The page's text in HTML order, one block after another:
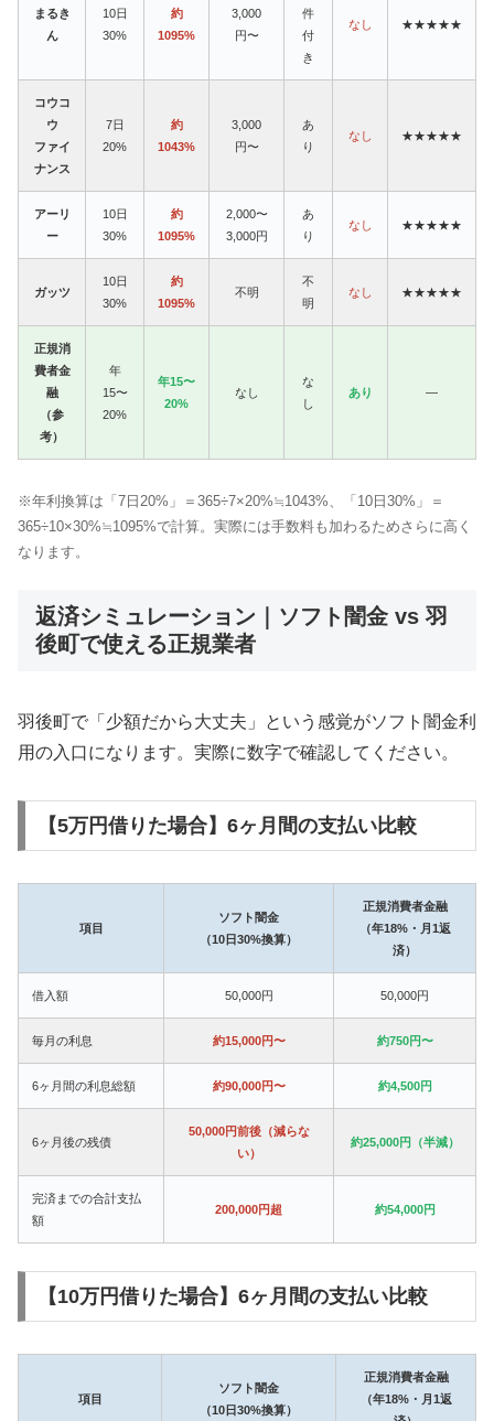
まるき
ん
10日
30%
約
1095%
3,000
円〜
件
付
き
なし ★★★★★
コウコ
ウ
ファイ
ナンス
7日
20%
約
1043%
3,000
円〜
あ
り
なし ★★★★★
アーリ
ー
10日
30%
約
1095%
2,000〜
3,000円
あ
り
なし ★★★★★
ガッツ
10日
30%
約
1095%
不明
不
明
なし ★★★★★
正規消
費者金
融
（参
考）
年
15〜
20%
年15〜
20%
なし
な
し
あり —
※年利換算は「7日20%」＝365÷7×20%≒1043%、「10日30%」＝
365÷10×30%≒1095%で計算。実際には手数料も加わるためさらに高く
なります。
返済シミュレーション｜ソフト闇金 vs 羽
後町で使える正規業者
羽後町で「少額だから大丈夫」という感覚がソフト闇金利
用の入口になります。実際に数字で確認してください。
【5万円借りた場合】6ヶ月間の支払い比較
項目
ソフト闇金
（10日30%換算）
正規消費者金融
（年18%・月1返
済）
借入額 50,000円 50,000円
毎月の利息 約15,000円〜 約750円〜
6ヶ月間の利息総額 約90,000円〜 約4,500円
6ヶ月後の残債
50,000円前後（減らな
い）
約25,000円（半減）
完済までの合計支払
額
200,000円超 約54,000円
【10万円借りた場合】6ヶ月間の支払い比較
項目
ソフト闇金
（10日30%換算）
正規消費者金融
（年18%・月1返